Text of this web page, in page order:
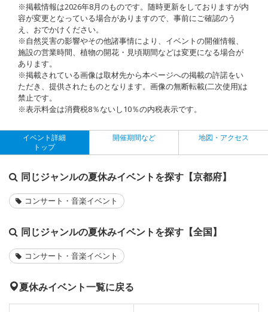
※掲載情報は2026年8月のものです。随時更新をしておりますが内
容が変更となっている場合がありますので、事前にご確認のう
え、おでかけください。
※自然災害の影響やその他諸事情により、イベントの開催情報、
施設の営業時間、植物の開花・見頃期間などは変更になる場合が
あります。
※掲載されている画像は取材先から本ページへの掲載の許諾をい
ただき、提供されたものとなります。画像の無断転載(二次使用)は
禁止です。
※表示料金は消費税8％ないし10％の内税表示です。
イベント詳細
トップ
開催期間など 地図・アクセス
同じジャンルの夏休みイベントを探す【京都府】
コンサート・音楽イベント
同じジャンルの夏休みイベントを探す【全国】
コンサート・音楽イベント
夏休みイベント一覧に戻る